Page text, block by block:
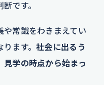
です。
常識をわきまえてい
ります。社会に出るう
学の時点から始まっ